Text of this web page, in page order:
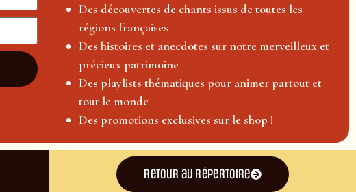
Des découvertes de chants issus de toutes les
régions françaises
Des histoires et anecdotes sur notre merveilleux et
précieux patrimoine
Des playlists thématiques pour animer partout et
tout le monde
Des promotions exclusives sur le shop !
Retour au répertoire